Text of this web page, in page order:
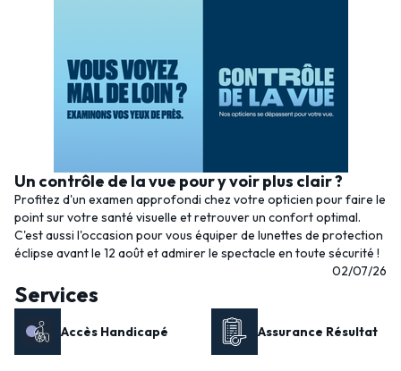
Un contrôle de la vue pour y voir plus clair ?
Profitez d'un examen approfondi chez votre opticien pour faire le
point sur votre santé visuelle et retrouver un confort optimal.
C'est aussi l'occasion pour vous équiper de lunettes de protection
éclipse avant le 12 août et admirer le spectacle en toute sécurité !
02/07/26
Services
Accès Handicapé Assurance Résultat